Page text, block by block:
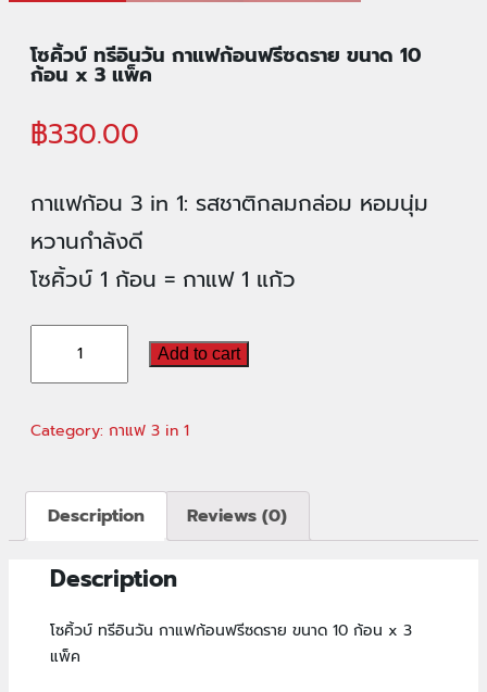
โซคิ้วบ์ ทรีอินวัน กาแฟก้อนฟรีซดราย ขนาด 10
ก้อน x 3 แพ็ค
฿330.00
กาแฟก้อน 3 in 1: รสชาติกลมกล่อม หอมนุ่ม
หวานกำลังดี
โซคิ้วบ์ 1 ก้อน = กาแฟ 1 แก้ว
คิ้ว
บ์
อิน
วัน
กาแฟ
ฟรี
Add to cart
Category: กาแฟ 3 in 1
Description Reviews (0)
Description
โซคิ้วบ์ ทรีอินวัน กาแฟก้อนฟรีซดราย ขนาด 10 ก้อน x 3
แพ็ค